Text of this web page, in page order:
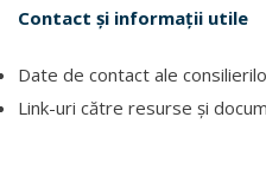
Contact și informații utile
Date de contact ale
Link-uri către resurse și